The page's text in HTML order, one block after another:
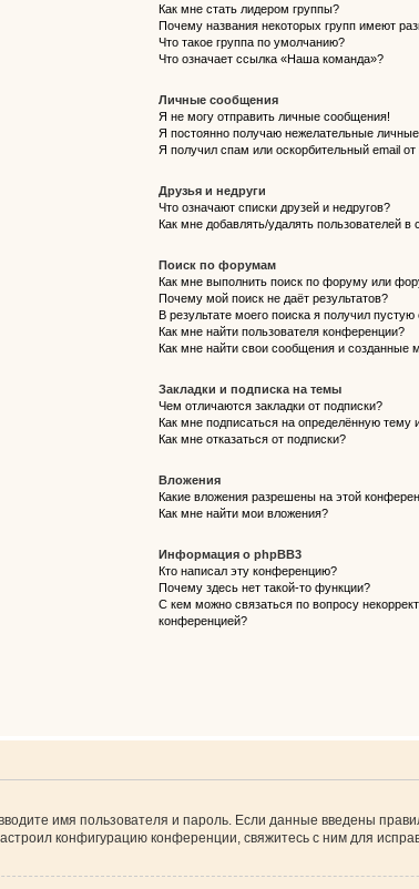
Как мне стать лидером группы?
Почему названия некоторых групп имеют
Что такое группа по умолчанию?
Что означает ссылка «Наша команда»?
Личные сообщения
Я не могу отправить личные сообщения!
Я постоянно получаю нежелательные
Я получил спам или оскорбительный email от
Друзья и недруги
Что означают списки друзей и недругов?
Как мне добавлять/удалять пользователей в
Поиск по форумам
Как мне выполнить поиск по форуму или
Почему мой поиск не даёт результатов?
В результате моего поиска я получил пустую
Как мне найти пользователя конференции?
Как мне найти свои сообщения и созданные
Закладки и подписка на темы
Чем отличаются закладки от подписки?
Как мне подписаться на определённую тему
Как мне отказаться от подписки?
Вложения
Какие вложения разрешены на этой
Как мне найти мои вложения?
Информация о phpBB3
Кто написал эту конференцию?
Почему здесь нет такой-то функции?
С кем можно связаться по вопросу
конференцией?
имя пользователя и пароль. Если данные введены
конфигурацию конференции, свяжитесь с ним для